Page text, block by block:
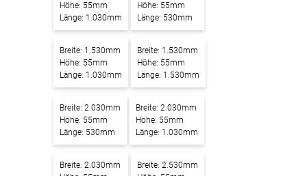
Höhe: 55mm
Länge: 1.030mm
Höhe: 55mm
Länge: 530mm
Breite: 1.530mm
Höhe: 55mm
Länge: 1.030mm
Breite: 1.530mm
Höhe: 55mm
Länge: 1.530mm
Breite: 2.030mm
Höhe: 55mm
Länge: 530mm
Breite: 2.030mm
Höhe: 55mm
Länge: 1.030mm
Breite: 2.030mm
Breite: 2.530mm